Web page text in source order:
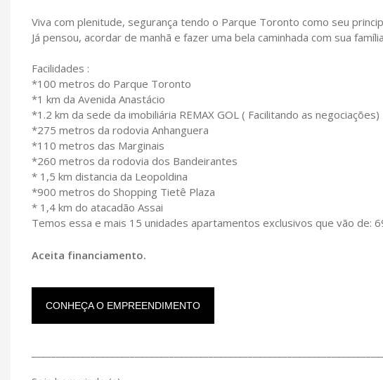
Viva com plenitude, segurança tendo o Parque Toronto como seu
Já pensou, acordar de manhã e fazer uma bela caminhada com sua
Facilidades :
*100 metros do Parque Toronto
*1 km da Avenida Anastácio
*1.2 km da sede da imobiliária REMAX GOL ( Facilitando as negociações)
*275 metros da rodovia Anhanguera
*110 metros das Marginais
*260 metros da rodovia dos Bandeirantes
* 1,5 km distancia da Leopoldina
*900 metros do Shopping Tietê Plaza
* 1,4 km do atacadão Assai
Temos essa e mais 15 unidades apartamentos exclusivos que vão de:
Aceita financiamento.
CONHEÇA O EMPREENDIMENTO